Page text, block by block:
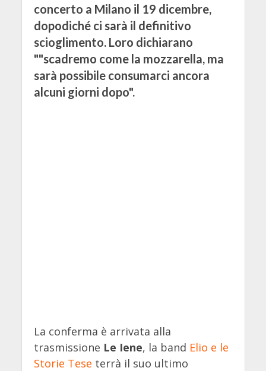
concerto a Milano il 19 dicembre,
dopodiché ci sarà il definitivo
scioglimento. Loro dichiarano
""scadremo come la mozzarella, ma
sarà possibile consumarci ancora
alcuni giorni dopo".
La conferma è arrivata alla
trasmissione Le Iene, la band Elio e le
Storie Tese terrà il suo ultimo